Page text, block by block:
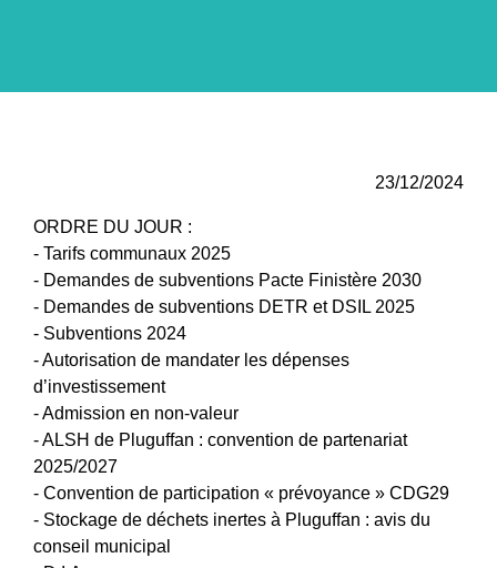
23/12/2024
ORDRE DU JOUR :
- Tarifs communaux 2025
- Demandes de subventions Pacte Finistère 2030
- Demandes de subventions DETR et DSIL 2025
- Subventions 2024
- Autorisation de mandater les dépenses
d’investissement
- Admission en non-valeur
- ALSH de Pluguffan : convention de partenariat
2025/2027
- Convention de participation « prévoyance » CDG29
- Stockage de déchets inertes à Pluguffan : avis du
conseil municipal